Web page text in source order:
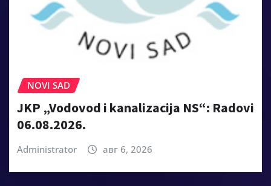
NOVI SAD
JKP „Vodovod i kanalizacija NS“: Radovi
06.08.2026.
Administrator авг 6, 2026